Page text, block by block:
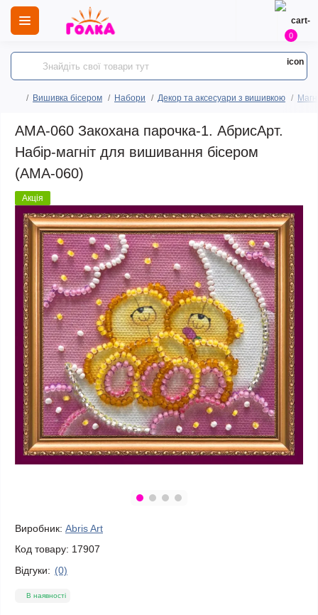
0
Вишивка бісером Набори Декор та аксесуари з вишивкою
AMA-060 Закохана парочка-1. АбрисАрт.
Набір-магніт для вишивання бісером
(АМА-060)
Акція
Виробник: Abris Art
Код товару: 17907
Відгуки: (0)
В наявності